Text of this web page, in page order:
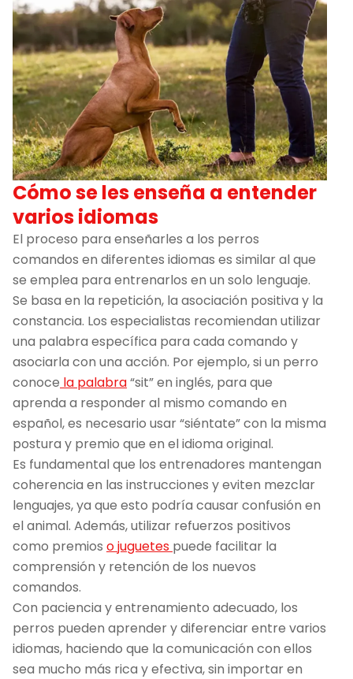
Cómo se les enseña a entender
varios idiomas
El proceso para enseñarles a los perros
comandos en diferentes idiomas es similar al que
se emplea para entrenarlos en un solo lenguaje.
Se basa en la repetición, la asociación positiva y la
constancia. Los especialistas recomiendan utilizar
una palabra específica para cada comando y
asociarla con una acción. Por ejemplo, si un perro
conoce la palabra“sit” en inglés, para que
aprenda a responder al mismo comando en
español, es necesario usar “siéntate” con la misma
postura y premio que en el idioma original.
Es fundamental que los entrenadores mantengan
coherencia en las instrucciones y eviten mezclar
lenguajes, ya que esto podría causar confusión en
el animal. Además, utilizar refuerzos positivos
como premios o juguetes puede facilitar la
comprensión y retención de los nuevos
comandos.
Con paciencia y entrenamiento adecuado, los
perros pueden aprender y diferenciar entre varios
idiomas, haciendo que la comunicación con ellos
sea mucho más rica y efectiva, sin importar en